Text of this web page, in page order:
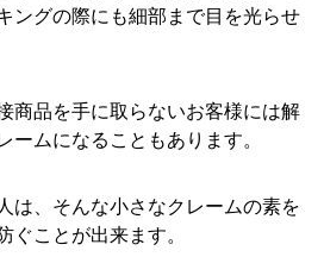
ングの際にも細部まで目を光らせ
商品を手に取らないお客様には解
ームになることもあります。
は、そんな小さなクレームの素を
ぐことが出来ます。